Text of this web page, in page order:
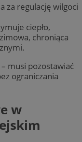
za regulację wilgoci
ciepło,
chroniąca
musi pozostawiać
ograniczania
w